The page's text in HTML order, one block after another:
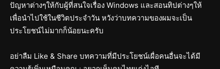
ปัญหาต่างๆให้กับผู้ที่สนใจเรื่อง Windows และสอนทิปต่างๆให้
เพื่อนำไปใช้ในชีวิตประจำวัน หวังว่าบทความของผมจะเป็น
ประโยชน์ไม่มากก็น้อยนะครับ
อย่าลืม Like & Share บทความที่มีประโยชน์เผื่อคนอื่นจะได้มี